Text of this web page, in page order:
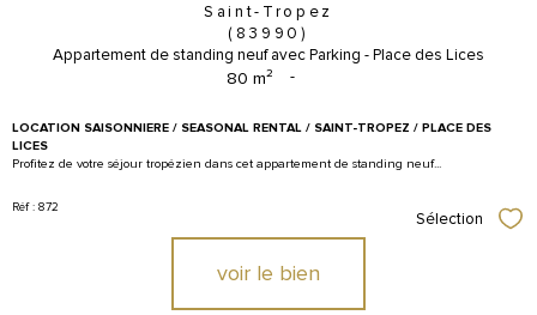
Saint-Tropez
(83990)
Appartement de standing neuf avec Parking - Place des Lices
80 m² -
LOCATION SAISONNIERE / SEASONAL RENTAL / SAINT-TROPEZ / PLACE DES
LICES
Profitez de votre séjour tropézien dans cet appartement de standing neuf...
Réf : 872
Sélection
voir le bien